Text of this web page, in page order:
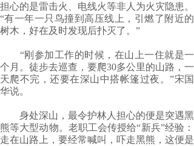
担心的是雷击火、电线火等非人为火灾隐患。
“有一年一只鸟撞到高压线上，引燃了附近的
树木，好在及时发现后扑灭了。”
“刚参加工作的时候，在山上一住就是一
个月。徒步去巡查，要爬30多公里的山路，一
天爬不完，还要在深山中搭帐篷过夜。”宋国
华说。
身处深山，最令护林人担心的便是突遇黑
熊等大型动物。老职工会传授给“新兵”经验：
走在山路上，要经常喊叫，吓走黑熊，这便是